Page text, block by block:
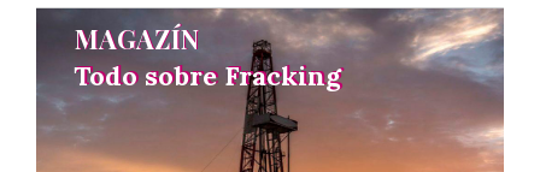
MAGAZÍN
Todo sobre Fracking
MAGAZÍN
Todo sobre Fracking